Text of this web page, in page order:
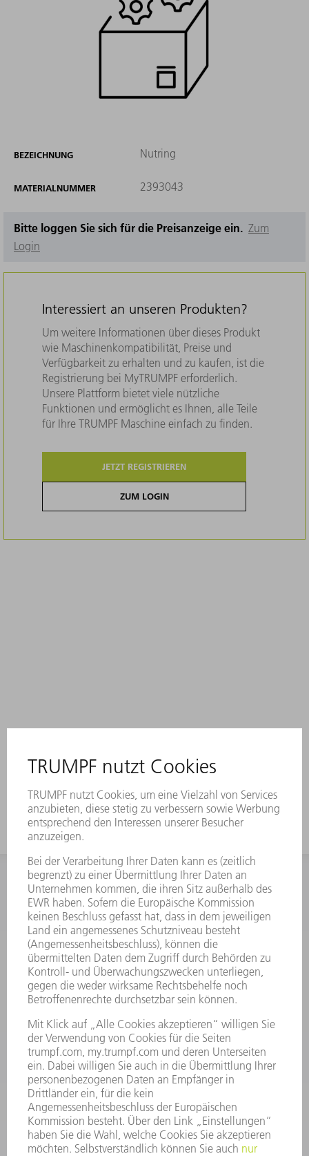
BEZEICHNUNG Nutring
MATERIALNUMMER 2393043
Bitte loggen Sie sich für die Preisanzeige ein. Zum
Login
Interessiert an unseren Produkten?
Um weitere Informationen über dieses Produkt
wie Maschinenkompatibilität, Preise und
Verfügbarkeit zu erhalten und zu kaufen, ist die
Registrierung bei MyTRUMPF erforderlich.
Unsere Plattform bietet viele nützliche
Funktionen und ermöglicht es Ihnen, alle Teile
für Ihre TRUMPF Maschine einfach zu finden.
JETZT REGISTRIEREN
ZUM LOGIN
INFORMATION
Häufig gestellte Fragen
Allgemeine Geschäftsbedingungen
KONTAKT
Kundenbetreuung TRUMPF Werkzeugmaschinen
+49 7156 303 33222
Mo - Fr: 07:30 - 17:30 Uhr
Erweiterte Rufbereitschaft per Service App Mo - Fr:
06:30 - 20.00 Uhr Sa: 07:00 - 12:00 Uhr
Kundenbetreuung@trumpf.com
KONTAKT
Service TRUMPF Lasertechnik
+49 7156 303 37444
Mo - Fr: 07:30 - 18:00 Uhr
Additive Manufacturing 07:30 - 17:30 Uhr
spareparts.tld@trumpf.com